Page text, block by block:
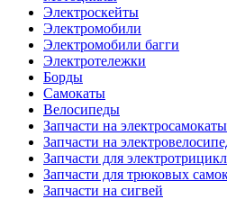
Электроскейты
Электромобили
Электромобили багги
Электротележки
Борды
Самокаты
Велосипеды
Запчасти на электросамокаты
Запчасти на
Запчасти для
Запчасти для трюковых
Запчасти на сигвей